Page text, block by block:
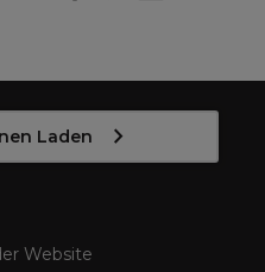
Laden
Website